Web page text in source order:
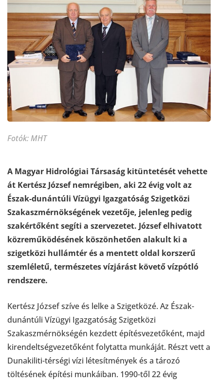
Fotók: MHT
A Magyar Hidrológiai Társaság kitüntetését vehette
át Kertész József nemrégiben, aki 22 évig volt az
Észak-dunántúli Vízügyi Igazgatóság Szigetközi
Szakaszmérnökségének vezetője, jelenleg pedig
szakértőként segíti a szervezetet. József elhivatott
közreműködésének köszönhetően alakult ki a
szigetközi hullámtér és a mentett oldal korszerű
szemléletű, természetes vízjárást követő vízpótló
rendszere.
Kertész József szíve és lelke a Szigetközé. Az Észak-
dunántúli Vízügyi Igazgatóság Szigetközi
Szakaszmérnökségén kezdett építésvezetőként, majd
kirendeltségvezetőként folytatta munkáját. Részt vett a
Dunakiliti-térségi vízi létesítmények és a tározó
töltésének építési munkáiban. 1990-től 22 évig